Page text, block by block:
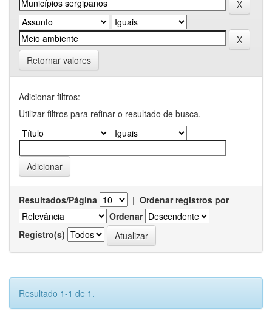
Retornar valores
Adicionar filtros:
Utilizar filtros para refinar o resultado de busca.
Resultados/Página | Ordenar registros por
Ordenar
Registro(s)
Resultado 1-1 de 1.